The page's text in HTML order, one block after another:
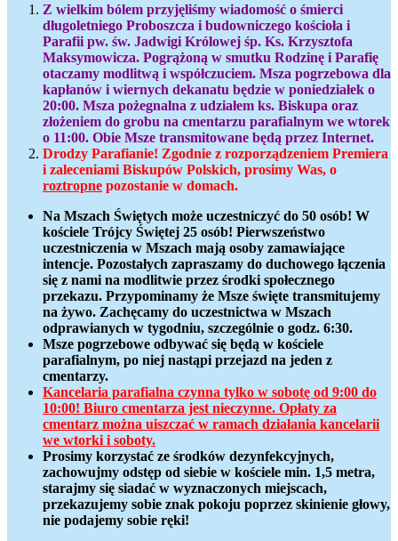
Z wielkim bólem przyjęliśmy wiadomość o śmierci
długoletniego Proboszcza i budowniczego kościoła i
Parafii pw. św. Jadwigi Królowej śp. Ks. Krzysztofa
Maksymowicza. Pogrążoną w smutku Rodzinę i Parafię
otaczamy modlitwą i współczuciem. Msza pogrzebowa dla
kapłanów i wiernych dekanatu będzie w poniedziałek o
20:00. Msza pożegnalna z udziałem ks. Biskupa oraz
złożeniem do grobu na cmentarzu parafialnym we wtorek
o 11:00. Obie Msze transmitowane będą przez Internet.
Drodzy Parafianie! Zgodnie z rozporządzeniem Premiera
i zaleceniami Biskupów Polskich, prosimy Was, o
roztropne pozostanie w domach.
Na Mszach Świętych może uczestniczyć do 50 osób! W
kościele Trójcy Świętej 25 osób! Pierwszeństwo
uczestniczenia w Mszach mają osoby zamawiające
intencje. Pozostałych zapraszamy do duchowego łączenia
się z nami na modlitwie przez środki społecznego
przekazu. Przypominamy że Msze święte transmitujemy
na żywo. Zachęcamy do uczestnictwa w Mszach
odprawianych w tygodniu, szczególnie o godz. 6:30.
Msze pogrzebowe odbywać się będą w kościele
parafialnym, po niej nastąpi przejazd na jeden z
cmentarzy.
Kancelaria parafialna czynna tylko w sobotę od 9:00 do
10:00! Biuro cmentarza jest nieczynne. Opłaty za
cmentarz można uiszczać w ramach działania kancelarii
we wtorki i soboty.
Prosimy korzystać ze środków dezynfekcyjnych,
zachowujmy odstęp od siebie w kościele min. 1,5 metra,
starajmy się siadać w wyznaczonych miejscach,
przekazujemy sobie znak pokoju poprzez skinienie głowy,
nie podajemy sobie ręki!